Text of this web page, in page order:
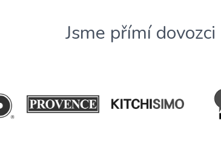
Jsme přímí dovozci